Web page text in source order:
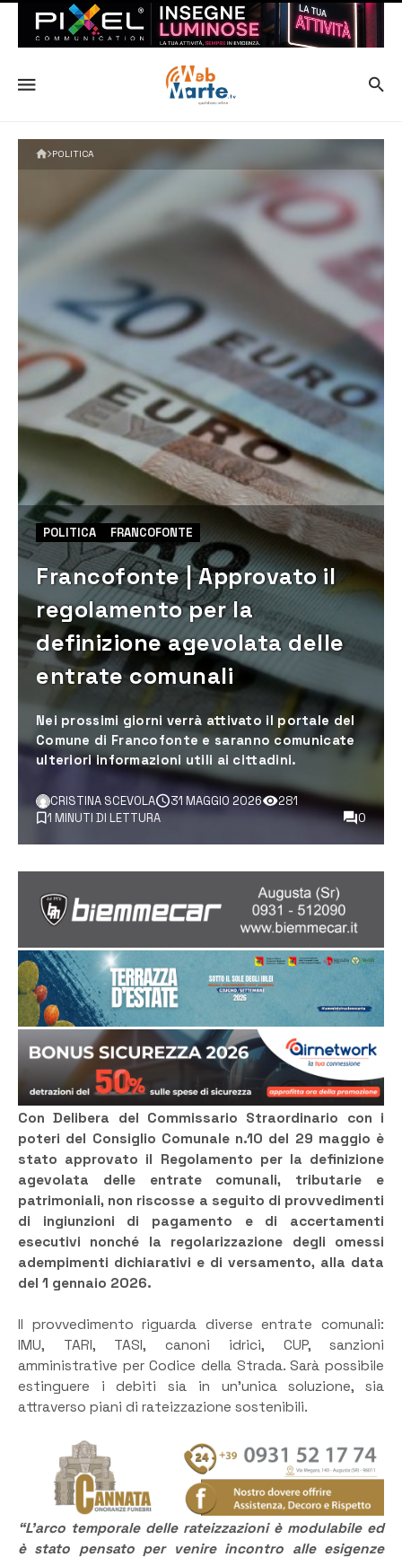
POLITICA
POLITICA FRANCOFONTE
Francofonte | Approvato il
regolamento per la
definizione agevolata delle
entrate comunali
Nei prossimi giorni verrà attivato il portale del
Comune di Francofonte e saranno comunicate
ulteriori informazioni utili ai cittadini.
CRISTINA SCEVOLA 31 MAGGIO 2026
281
1 MINUTI DI LETTURA
0
Con Delibera del Commissario Straordinario con i
poteri del Consiglio Comunale n.10 del 29 maggio è
stato approvato il Regolamento per la definizione
agevolata delle entrate comunali, tributarie e
patrimoniali, non riscosse a seguito di provvedimenti
di ingiunzioni di pagamento e di accertamenti
esecutivi nonché la regolarizzazione degli omessi
adempimenti dichiarativi e di versamento, alla data
del 1 gennaio 2026.
Il provvedimento riguarda diverse entrate comunali:
IMU, TARI, TASI, canoni idrici, CUP, sanzioni
amministrative per Codice della Strada. Sarà possibile
estinguere i debiti sia in un’unica soluzione, sia
attraverso piani di rateizzazione sostenibili.
“L’arco temporale delle rateizzazioni è modulabile ed
è stato pensato per venire incontro alle esigenze